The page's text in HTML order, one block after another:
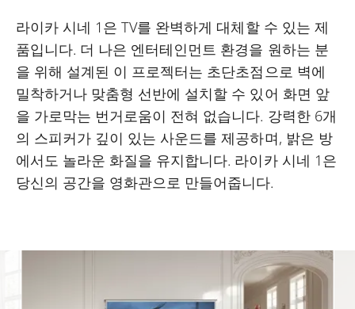
라이카 시네 1은 TV를 완벽하게 대체할 수 있는 제
품입니다. 더 나은 엔터테인먼트 환경을 원하는 분
을 위해 설계된 이 프로젝터는 초단초점으로 벽에
밀착하거나 맞춤형 선반에 설치할 수 있어 화면 앞
을 가로막는 번거로움이 전혀 없습니다. 강력한 6개
의 스피커가 깊이 있는 사운드를 제공하며, 밝은 방
에서도 놀라운 화질을 유지합니다. 라이카 시네 1은
당신의 공간을 영화관으로 만들어줍니다.